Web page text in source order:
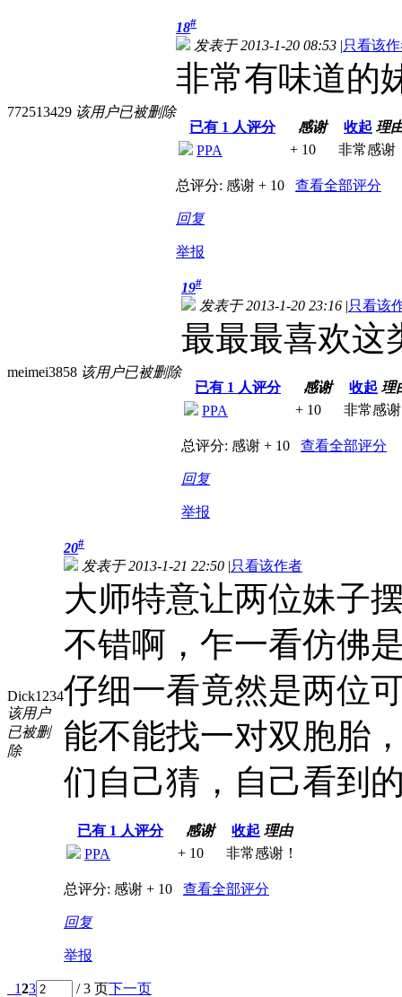
772513429 该用户已被删除
18#
发表于 2013-1-20 08:53 |只看该
非常有味道的
已有 1 人评分 感谢 收起 理
PPA
+ 10 非常感谢
总评分: 感谢 + 10 查看全部评分
回复
举报
meimei3858 该用户已被删除
19#
发表于 2013-1-20 23:16 |只看该
最最最喜欢这
已有 1 人评分 感谢 收起 理
PPA
+ 10 非常感
总评分: 感谢 + 10 查看全部评分
回复
举报
Dick1234
该用户
已被删
除
20#
发表于 2013-1-21 22:50 |只看该作者
大师特意让两位妹子
不错啊，乍一看仿佛
仔细一看竟然是两位
能不能找一对双胞胎
们自己猜，自己看到
已有 1 人评分 感谢 收起 理由
PPA
+ 10 非常感谢！
总评分: 感谢 + 10 查看全部评分
回复
举报
123 / 3 页下一页